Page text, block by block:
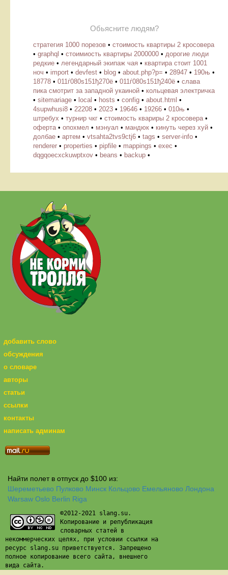
Обьясните людям?
стратегия 1000 порезов • стоимость квартиры 2 кросовера
• graphql • стоимиость квартиры 2000000 • дорогие люди
редкие • легендарный экипаж чая • квартира стоит 1001
ноч • import • devfest • blog • about.php?p= • 28947 • 190њ •
18778 • 011ѓ080ѕ151ђ270ё • 011ѓ080ѕ151ђ240ё • слава
пика смотрит за западной укаиной • кольцевая электричка
• sitemariage • local • hosts • config • about.html •
4supwhusi8 • 22208 • 2023 • 19646 • 19266 • 010њ •
штребух • турнир чкг • стоимость квариры 2 кросовера •
оферта • опохмел • мэнуал • мандюк • кинуть через хуй •
долбае • артем • vtsahta2tvs9ctj6 • tags • server-info •
renderer • properties • pipfile • mappings • exec •
dqgqoecxckuwptxov • beans • backup •
добавить слово
обсуждения
о словаре
авторы
статьи
ссылки
контакты
написать админам
Найти полет в отпуск до $100 из:
Шереметьево Пулково Минск Кольцово Емельяново Лондона
Warsaw Oslo Berlin Riga
©2012-2021 slang.su.
Копирование и републикация
словарных статей в
некоммерческих целях, при условии ссылки на
ресурс slang.su приветствуется. Запрещено
полное копирование всего сайта, внешнего
вида сайта.